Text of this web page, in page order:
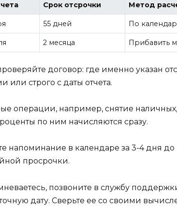
Срок отсрочки Метод
55 дней По
2 месяца Прибавить
договор: где именно указан
или строго с даты отчета.
операции, например, снятие
по ним начисляются сразу.
напоминание в календаре за 3-4 дня до
просрочки.
позвоните в службу
точную дату. Сверьте ее со своими